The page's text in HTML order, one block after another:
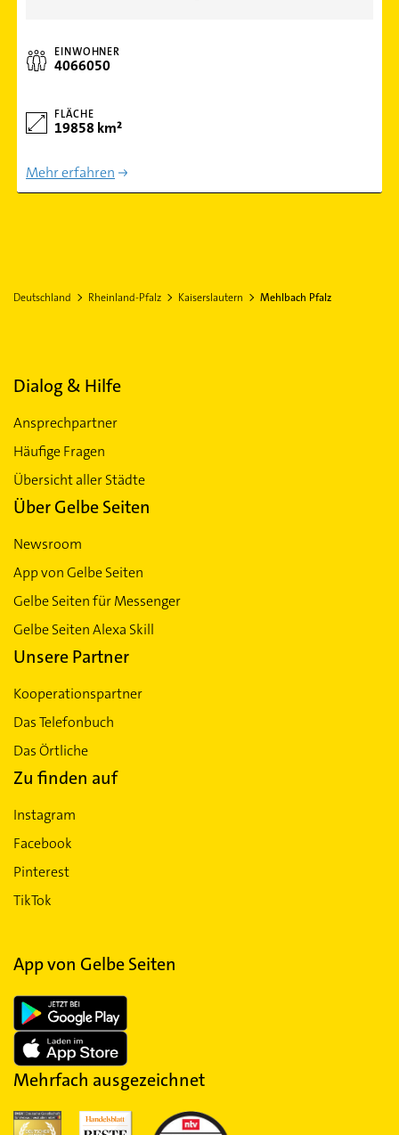
EINWOHNER
4066050
FLÄCHE
19858 km²
Mehr erfahren
Deutschland Rheinland-Pfalz Kaiserslautern Mehlbach Pfalz
Dialog & Hilfe
Ansprechpartner
Häufige Fragen
Übersicht aller Städte
Über Gelbe Seiten
Newsroom
App von Gelbe Seiten
Gelbe Seiten für Messenger
Gelbe Seiten Alexa Skill
Unsere Partner
Kooperationspartner
Das Telefonbuch
Das Örtliche
Zu finden auf
Instagram
Facebook
Pinterest
TikTok
App von Gelbe Seiten
Mehrfach ausgezeichnet